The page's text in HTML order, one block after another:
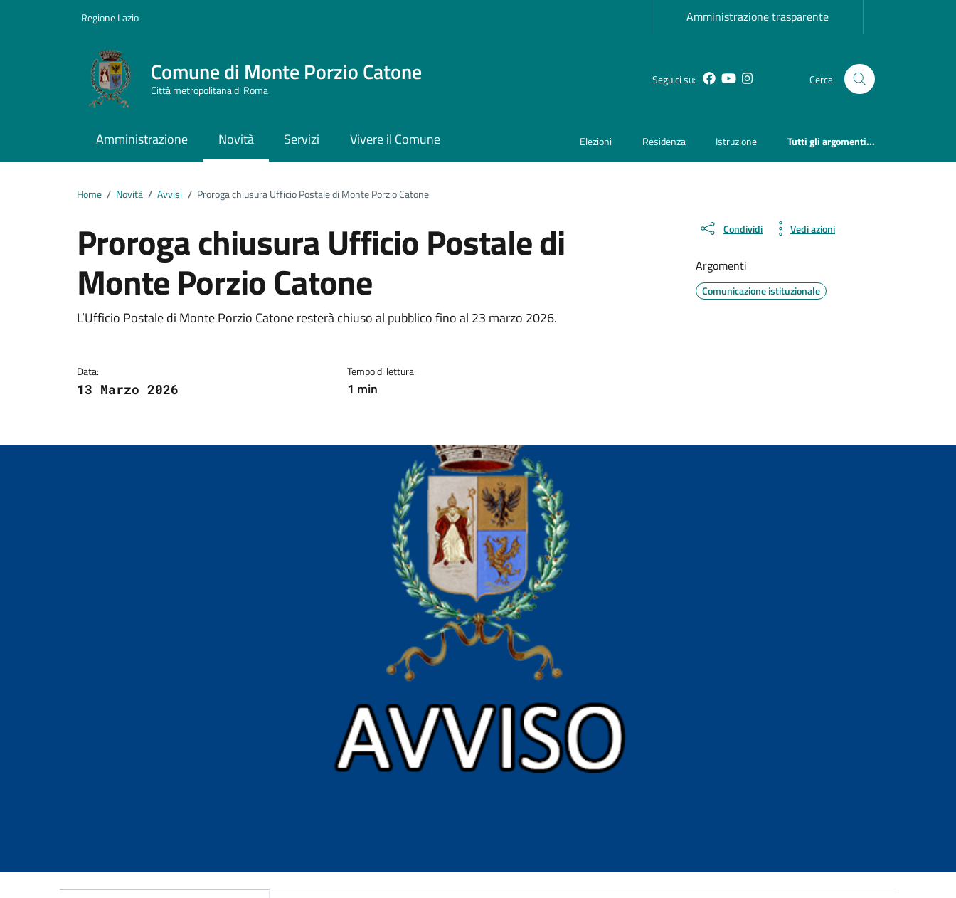
Regione Lazio Amministrazione trasparente
Comune di Monte Porzio Catone
Città metropolitana di Roma
Seguici su: Facebook
YouTubeInstagram Cerca
Amministrazione Novità Servizi Vivere il Comune Elezioni Residenza Istruzione Tutti gli argomenti...
Home / Novità / Avvisi / Proroga chiusura Ufficio Postale di Monte Porzio Catone
Proroga chiusura Ufficio Postale di
Monte Porzio Catone
Dettagli della notizia
L’Ufficio Postale di Monte Porzio Catone resterà chiuso al pubblico fino al 23 marzo 2026.
Data:
13 Marzo 2026
Tempo di lettura:
1 min
Condividi Vedi azioni
Argomenti
Comunicazione istituzionale